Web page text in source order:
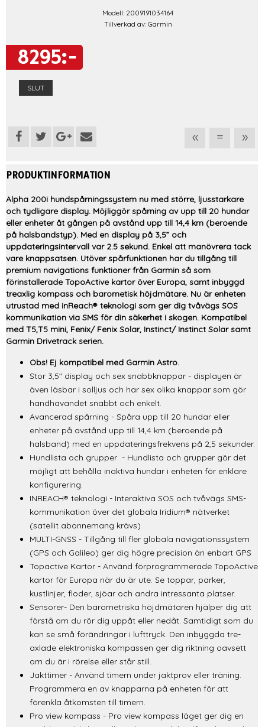
Modell: 2009191034164
Tillverkad av: Garmin
8295:-
SLUT
« = »
PRODUKTINFORMATION
Alpha 200i hundspårningssystem nu med större, ljusstarkare
och tydligare display. Möjliggör spårning av upp till 20 hundar
eller enheter åt gången på avstånd upp till 14,4 km (beroende
på halsbandstyp). Med en display på 3,5” och
uppdateringsintervall var 2.5 sekund. Enkel att manövrera tack
vare knappsatsen. Utöver spårfunktionen har du tillgång till
premium navigations funktioner från Garmin så som
förinstallerade TopoActive kartor över Europa, samt inbyggd
treaxlig kompass och barometisk höjdmätare. Nu är enheten
utrustad med inReach® teknologi som ger dig tvåvägs SOS
kommunikation via SMS för din säkerhet i skogen. Kompatibel
med T5,T5 mini, Fenix/ Fenix Solar, Instinct/ Instinct Solar samt
Garmin Drivetrack serien.
Obs! Ej kompatibel med Garmin Astro.
Stor 3,5" display och sex snabbknappar - displayen är
även läsbar i solljus och har sex olika knappar som gör
handhavandet snabbt och enkelt.
Avancerad spårning - Spåra upp till 20 hundar eller
enheter på avstånd upp till 14,4 km (beroende på
halsband) med en uppdateringsfrekvens på 2,5 sekunder.
Hundlista och grupper - Hundlista och grupper gör det
möjligt att behålla inaktiva hundar i enheten för enklare
konfigurering.
INREACH® teknologi - Interaktiva SOS och tvåvägs SMS-
kommunikation över det globala Iridium® nätverket
(satellit abonnemang krävs)
MULTI-GNSS - Tillgång till fler globala navigationssystem
(GPS och Galileo) ger dig högre precision än enbart GPS
Topactive Kartor - Använd förprogrammerade TopoActive
kartor för Europa när du är ute. Se toppar, parker,
kustlinjer, floder, sjöar och andra intressanta platser.
Sensorer- Den barometriska höjdmätaren hjälper dig att
förstå om du rör dig uppåt eller nedåt. Samtidigt som du
kan se små förändringar i lufttryck. Den inbyggda tre-
axlade elektroniska kompassen ger dig riktning oavsett
om du är i rörelse eller står still.
Jakttimer - Använd timern under jaktprov eller träning.
Programmera en av knapparna på enheten för att
förenkla åtkomsten till timern.
Pro view kompass - Pro view kompass läget ger dig en